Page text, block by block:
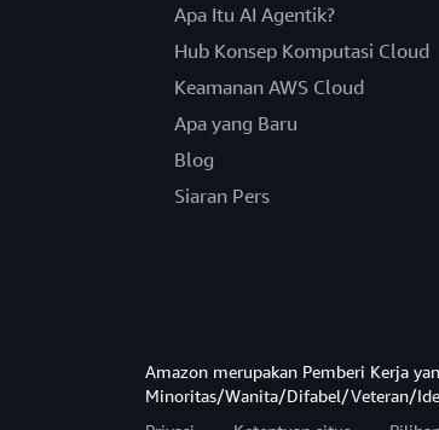
Apa Itu AI Agentik?
Hub Konsep Komputasi Cloud
Keamanan AWS Cloud
Apa yang Baru
Blog
Siaran Pers
Amazon merupakan Pemberi Kerja
Minoritas/Wanita/Difabel/Veteran/